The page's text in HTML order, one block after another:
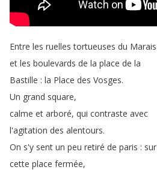
Entre les ruelles tortueuses du Marais
et les boulevards de la place de la
Bastille : la Place des Vosges.
Un grand square,
calme et arboré, qui contraste avec
l'agitation des alentours.
On s'y sent un peu retiré de paris : sur
cette place fermée,